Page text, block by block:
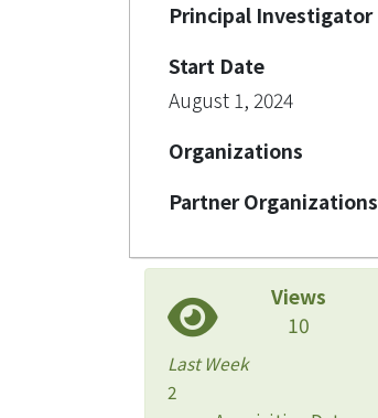
Principal Investigator
Start Date
August 1, 2024
Organizations
Partner Organizations
Views
10
Last Week
2